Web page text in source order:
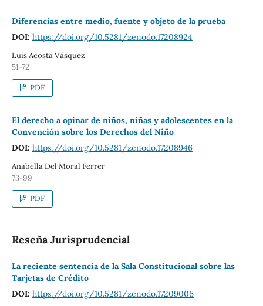
Diferencias entre medio, fuente y objeto de la prueba
DOI: https://doi.org/10.5281/zenodo.17208924
Luis Acosta Vásquez
51-72
PDF
El derecho a opinar de niños, niñas y adolescentes en la
Convención sobre los Derechos del Niño
DOI: https://doi.org/10.5281/zenodo.17208946
Anabella Del Moral Ferrer
73-99
PDF
Reseña Jurisprudencial
La reciente sentencia de la Sala Constitucional sobre las
Tarjetas de Crédito
DOI: https://doi.org/10.5281/zenodo.17209006